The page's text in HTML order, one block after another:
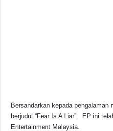
Bersandarkan kepada
berjudul “Fear Is A Liar”. EP ini
Entertainment Malaysia.